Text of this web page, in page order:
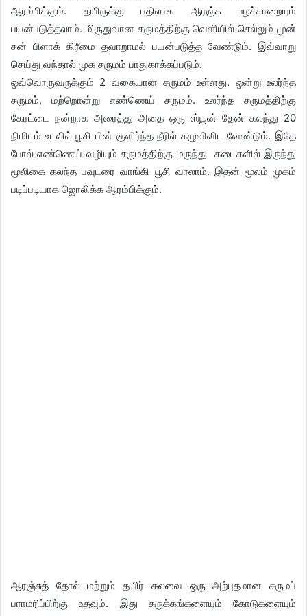
ஆரம்பிக்கும். தயிருக்கு பதிலாக ஆரஞ்சு பழச்சாறையும்
பயன்படுத்தலாம். மிருதுவான சருமத்திற்கு வெளியில் செல்லும் முன்
சன் பிளாக் கிரீமை தவாறாமல் பயன்படுத்த வேண்டும். இவ்வாறு
செய்து வந்தால் முக சருமம் பாதுகாக்கப்படும்.
ஒவ்வொருவருக்கும் 2 வகையான சருமம் உள்ளது. ஒன்று உலர்ந்த
சருமம், மற்றொன்று எண்ணெய் சருமம். உலர்ந்த சருமத்திற்கு
கேரட்டை நன்றாக அரைத்து அதை ஒரு ஸ்பூன் தேன் கலந்து 20
நிமிடம் உடலில் பூசி பின் குளிர்ந்த நீரில் கழுவிவிட வேண்டும். இதே
போல் எண்ணெய் வழியும் சருமத்திற்கு மருந்து கடைகளில் இருந்து
மூலிகை கலந்த பவுடரை வாங்கி பூசி வரலாம். இதன் மூலம் முகம்
படிப்படியாக ஜொலிக்க ஆரம்பிக்கும்.
ஆரஞ்சுத் தோல் மற்றும் தயிர் கலவை ஒரு அற்புதமான சருமப்
பராமரிப்பிற்கு உதவும். இது சுருக்கங்களையும் கோடுகளையும்